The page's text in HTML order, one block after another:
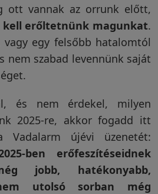
ott vannak az orrunk előtt,
kell erőltetnünk magunkat.
egy felsőbb hatalomtól
nem szabad levennünk saját
és nem érdekel, milyen
2025-re, akkor fogadd itt
Vadalarm újévi üzenetét:
ben erőfeszítéseidnek
jobb, hatékonyabb,
utolsó sorban még